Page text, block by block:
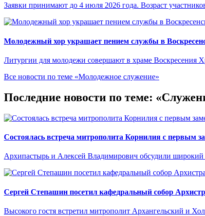
Заявки принимают до 4 июля 2026 года. Возраст
Молодежный хор украшает пением службы в
Литургии для молодежи совершают в храме Воскресения
Все новости по теме «Молодежное служение»
Последние новости по теме:
Состоялась встреча митрополита Корнилия с первым
Архипастырь и Алексей Владимирович обсудили широкий
Сергей Степашин посетил кафедральный собор
Высокого гостя встретил митрополит Архангельский и